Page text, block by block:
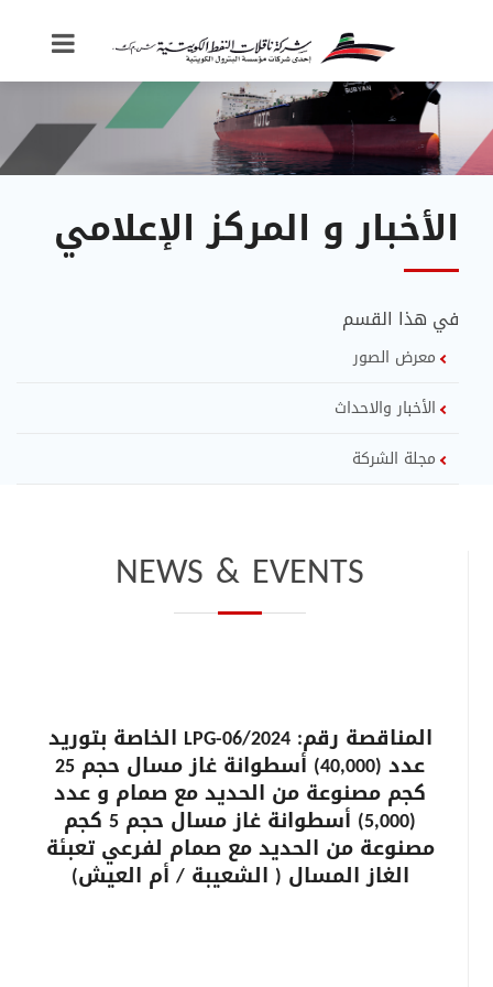
الأخبار و المركز الإعلامي
في هذا القسم
معرض الصور
الأخبار والاحداث
مجلة الشركة
NEWS & EVENTS
المناقصة رقم: LPG-06/2024 الخاصة بتوريد
عدد (40,000) أسطوانة غاز مسال حجم 25
كجم مصنوعة من الحديد مع صمام و عدد
(5,000) أسطوانة غاز مسال حجم 5 كجم
مصنوعة من الحديد مع صمام لفرعي تعبئة
الغاز المسال ( الشعيبة / أم العيش)